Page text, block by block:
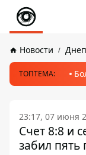
Новости
ТОПТЕМА:
23:17, 07 июня
Счет 8:8 и
забил